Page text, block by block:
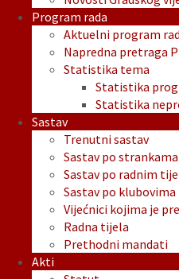
Program rada
Aktuelni program
Napredna pretraga
Statistika tema
Statistika
Statistika
Sastav
Trenutni sastav
Sastav po strankama
Sastav po radnim
Sastav po klubovima
Vijećnici kojima je
Radna tijela
Prethodni mandati
Akti